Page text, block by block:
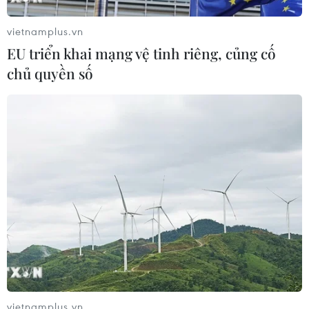
Phó Tổng Biên tập: NGUYỄN THỊ TÁM, KHÚC THANH
Quy định sử dụng
RSS
Hỗ trợ
Ngôn ngữ
TTXVN
vietnamplus.vn
EU triển khai mạng vệ tinh riêng, củng cố
chủ quyền số
vietnamplus.vn